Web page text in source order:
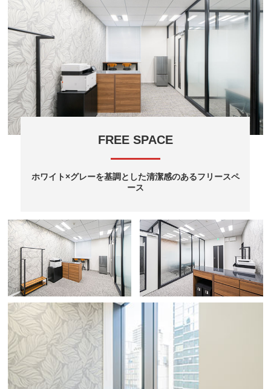
FREE SPACE
ホワイト×グレーを基調とした清潔感のあるフリースペ
ース